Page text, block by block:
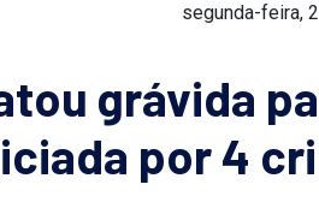
segunda-feira,
grávida
por 4